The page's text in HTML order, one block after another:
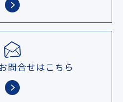
問合せはこちら